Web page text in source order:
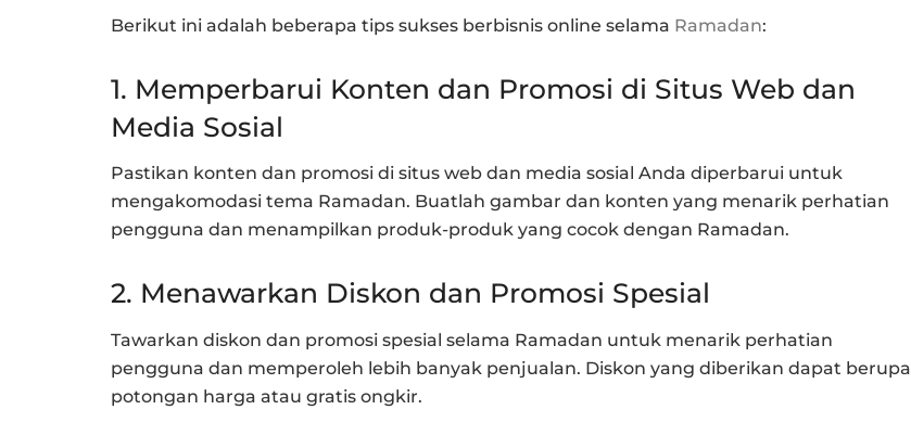
Berikut ini adalah beberapa tips sukses berbisnis online selama Ramadan:
1. Memperbarui Konten dan Promosi di Situs Web dan
Media Sosial
Pastikan konten dan promosi di situs web dan media sosial Anda diperbarui untuk
mengakomodasi tema Ramadan. Buatlah gambar dan konten yang menarik perhatian
pengguna dan menampilkan produk-produk yang cocok dengan Ramadan.
2. Menawarkan Diskon dan Promosi Spesial
Tawarkan diskon dan promosi spesial selama Ramadan untuk menarik perhatian
pengguna dan memperoleh lebih banyak penjualan. Diskon yang diberikan dapat berupa
potongan harga atau gratis ongkir.